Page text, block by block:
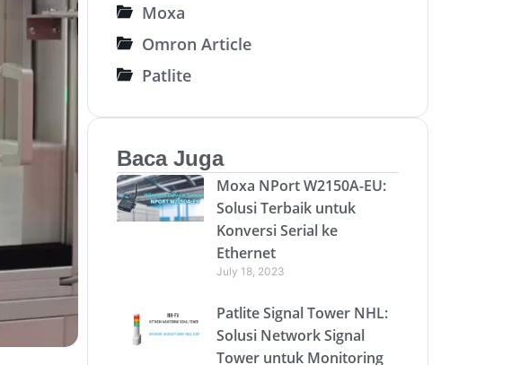
Moxa
Omron Article
Patlite
Baca Juga
Moxa NPort W2150A-EU:
Solusi Terbaik untuk
Konversi Serial ke
Ethernet
July 18, 2023
Patlite Signal Tower NHL:
Solusi Network Signal
Tower untuk Monitoring